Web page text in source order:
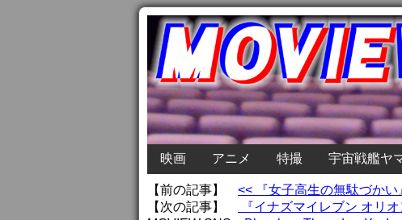
映画 アニメ 特撮 宇宙戦艦ヤ
【前の記事】 << 『女子高生の無駄づか
【次の記事】
『イナズマイレブン オリ